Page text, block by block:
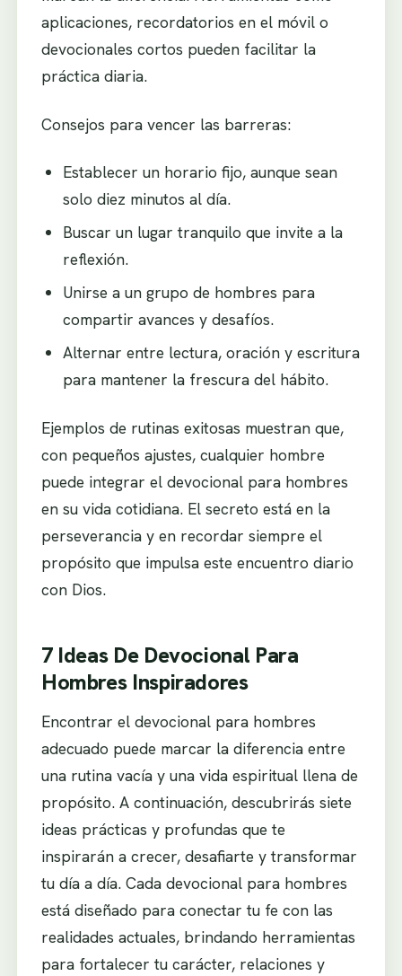
aplicaciones, recordatorios en el móvil o
devocionales cortos pueden facilitar la
práctica diaria.
Consejos para vencer las barreras:
Establecer un horario fijo, aunque sean
solo diez minutos al día.
Buscar un lugar tranquilo que invite a la
reflexión.
Unirse a un grupo de hombres para
compartir avances y desafíos.
Alternar entre lectura, oración y escritura
para mantener la frescura del hábito.
Ejemplos de rutinas exitosas muestran que,
con pequeños ajustes, cualquier hombre
puede integrar el devocional para hombres
en su vida cotidiana. El secreto está en la
perseverancia y en recordar siempre el
propósito que impulsa este encuentro diario
con Dios.
7 Ideas De Devocional Para
Hombres Inspiradores
Encontrar el devocional para hombres
adecuado puede marcar la diferencia entre
una rutina vacía y una vida espiritual llena de
propósito. A continuación, descubrirás siete
ideas prácticas y profundas que te
inspirarán a crecer, desafiarte y transformar
tu día a día. Cada devocional para hombres
está diseñado para conectar tu fe con las
realidades actuales, brindando herramientas
para fortalecer tu carácter, relaciones y